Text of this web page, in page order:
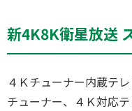
新4K8K衛星放送
４Ｋチューナー内蔵テ
チューナー、４Ｋ対応